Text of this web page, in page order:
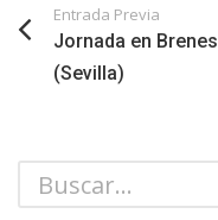
Entrada Previa
Jornada en Brenes
(Sevilla)